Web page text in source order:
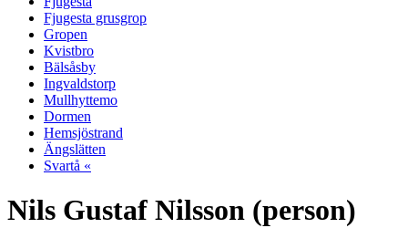
Fjugesta grusgrop
Gropen
Kvistbro
Bälsåsby
Ingvaldstorp
Mullhyttemo
Dormen
Hemsjöstrand
Ängslätten
Svartå «
Nils Gustaf Nilsson (person)